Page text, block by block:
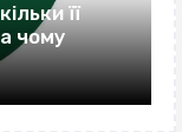
її
чому